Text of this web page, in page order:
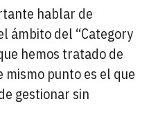
hablar de
ámbito del “Category
hemos tratado de
mismo punto es el que
gestionar sin